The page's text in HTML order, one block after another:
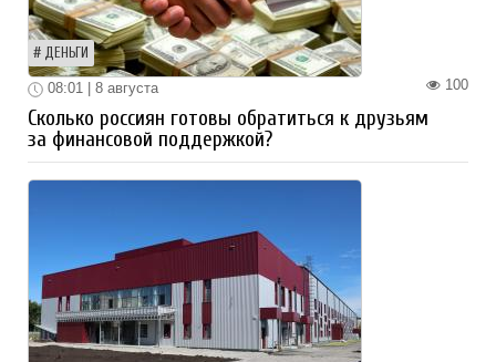
ДЕНЬГИ
100
08:01 | 8 августа
Сколько россиян готовы обратиться к друзьям
за финансовой поддержкой?